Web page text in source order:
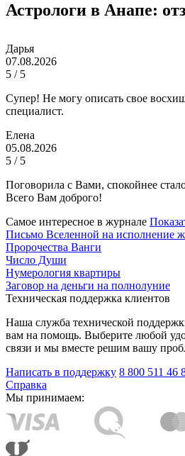
Астрологи в Анапе:
Дарья
07.08.2026
5 / 5
Супер! Не могу описать свое
специалист.
Елена
05.08.2026
5 / 5
Поговорила с Вами, спокойнее
Всего Вам доброго!
Самое интересное в журнале
Письмо Вселенной на исполнение
Пророчества Ванги
Число Души
Нумерология квартиры
Заговор на деньги на полнолуние
Техническая поддержка клиентов
Наша служба технической
вам на помощь. Выберите любой
связи и мы вместе решим вашу
Написать в поддержку 8 800 511 46
Справка
Мы принимаем: